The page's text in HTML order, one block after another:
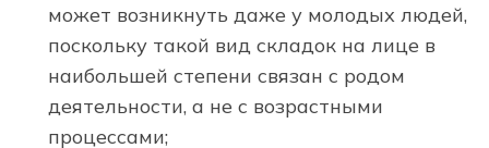
может возникнуть даже у молодых людей,
поскольку такой вид складок на лице в
наибольшей степени связан с родом
деятельности, а не с возрастными
процессами;